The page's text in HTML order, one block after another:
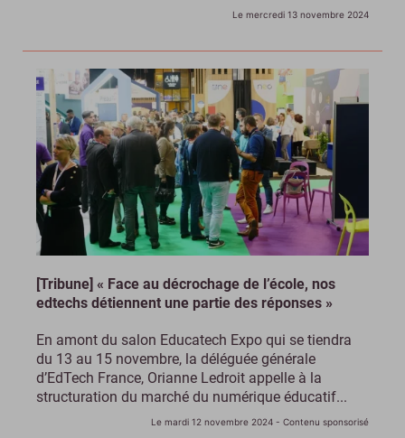
Le mercredi 13 novembre 2024
[Tribune] « Face au décrochage de l’école, nos
edtechs détiennent une partie des réponses »
En amont du salon Educatech Expo qui se tiendra
du 13 au 15 novembre, la déléguée générale
d’EdTech France, Orianne Ledroit appelle à la
structuration du marché du numérique éducatif...
Le mardi 12 novembre 2024 - Contenu sponsorisé